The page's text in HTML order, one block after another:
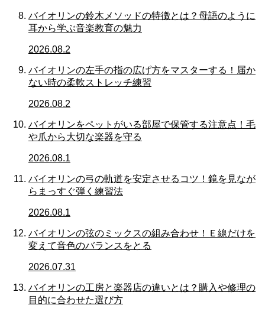
バイオリンの鈴木メソッドの特徴とは？母語のように
耳から学ぶ音楽教育の魅力
2026.08.2
バイオリンの左手の指の広げ方をマスターする！届か
ない時の柔軟ストレッチ練習
2026.08.2
バイオリンをペットがいる部屋で保管する注意点！毛
や爪から大切な楽器を守る
2026.08.1
バイオリンの弓の軌道を安定させるコツ！鏡を見なが
らまっすぐ弾く練習法
2026.08.1
バイオリンの弦のミックスの組み合わせ！Ｅ線だけを
変えて音色のバランスをとる
2026.07.31
バイオリンの工房と楽器店の違いとは？購入や修理の
目的に合わせた選び方